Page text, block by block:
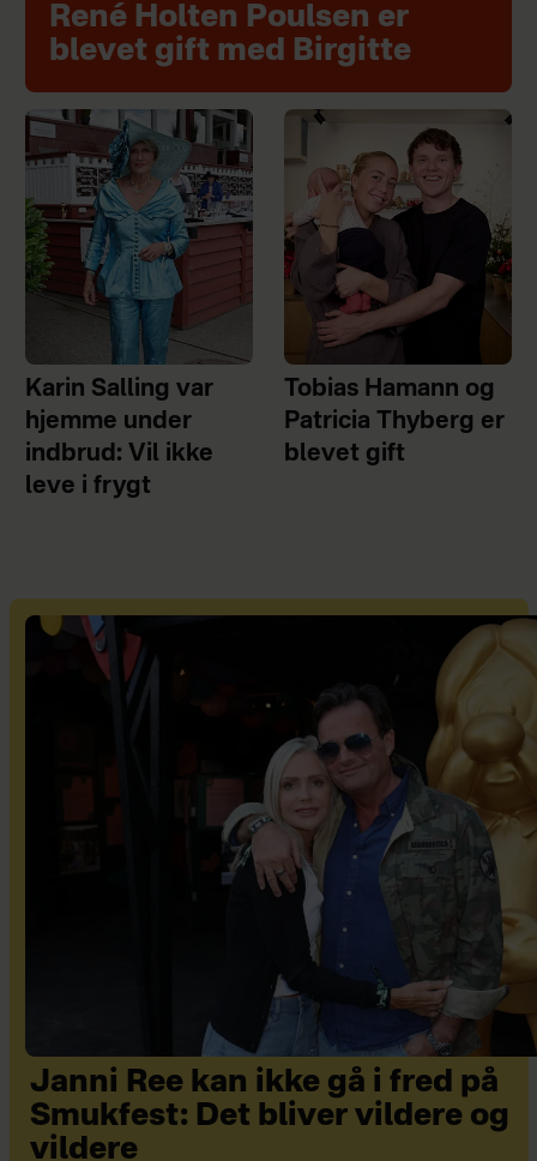
René Holten Poulsen er
blevet gift med Birgitte
Karin Salling var
hjemme under
indbrud: Vil ikke
leve i frygt
Tobias Hamann og
Patricia Thyberg er
blevet gift
Janni Ree kan ikke gå i fred på
Smukfest: Det bliver vildere og
vildere